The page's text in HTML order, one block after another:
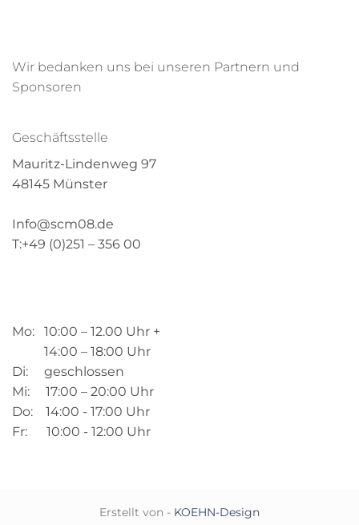
Wir bedanken uns bei unseren Partnern und
Sponsoren
Geschäftsstelle
Mauritz-Lindenweg 97
48145 Münster
Info@scm08.de
T:+49 (0)251 – 356 00
Mo: 10:00 – 12.00 Uhr +
14:00 – 18:00 Uhr
Di: geschlossen
Mi: 17:00 – 20:00 Uhr
Do: 14:00 - 17:00 Uhr
Fr: 10:00 - 12:00 Uhr
Erstellt von - KOEHN-Design